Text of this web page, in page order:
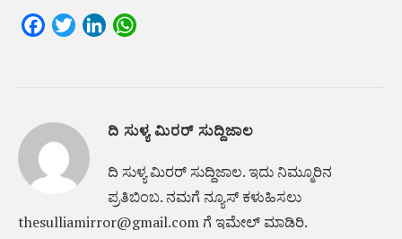
FacebookTwitterLinkedIn
ದಿ ಸುಳ್ಯ ಮಿರರ್ ಸುದ್ದಿಜಾಲ
ದಿ ಸುಳ್ಯ ಮಿರರ್‌ ಸುದ್ದಿಜಾಲ. ಇದು ನಿಮ್ಮೂರಿನ
ಪ್ರತಿಬಿಂಬ. ನಮಗೆ ನ್ಯೂಸ್‌ ಕಳುಹಿಸಲು
thesulliamirror@gmail.com ಗೆ ಇಮೇಲ್ ಮಾಡಿರಿ.